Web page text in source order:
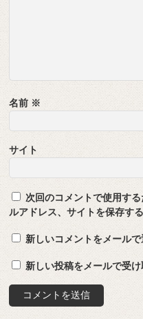
名前 ※
サイト
次回のコメントで使用す
ルアドレス、サイトを保存する
新しいコメントをメール
新しい投稿をメールで受け